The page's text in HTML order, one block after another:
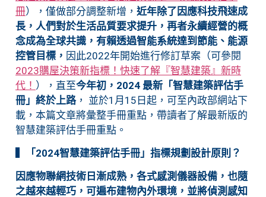
冊），僅做部分調整新增， 近年除了因應科技飛速成
長，人們對於生活品質要求提升，再者永續經營的概
念成為全球共識，有賴透過智能系統達到節能、能源
控管目標， 因此2022年開始進行修訂草案（可參閱
2023購屋決策新指標！快速了解『智慧建築』新時
代！ ），直至今年初，2024 最新「智慧建築評估手
冊」終於上路， 並於1月15日起，可至內政部網站下
載，本篇文章將彙整手冊重點，帶讀者了解最新版的
智慧建築評估手冊重點。
▍「2024智慧建築評估手冊」指標規劃設計原則？
因應物聯網技術日漸成熟，各式感測儀器設備，也隨
之越來越輕巧，可遍布建物內外環境，並將偵測感知